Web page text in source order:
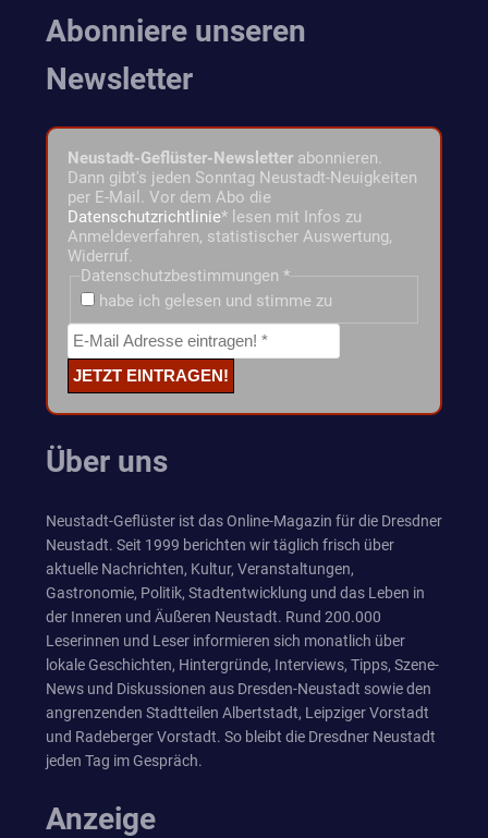
Abonniere unseren
Newsletter
Neustadt-Geflüster-Newsletter abonnieren.
Dann gibt's jeden Sonntag Neustadt-Neuigkeiten
per E-Mail. Vor dem Abo die
Datenschutzrichtlinie* lesen mit Infos zu
Anmeldeverfahren, statistischer Auswertung,
Widerruf.
Datenschutzbestimmungen *
habe ich gelesen und stimme zu
Über uns
Neustadt-Geflüster ist das Online-Magazin für die Dresdner
Neustadt. Seit 1999 berichten wir täglich frisch über
aktuelle Nachrichten, Kultur, Veranstaltungen,
Gastronomie, Politik, Stadtentwicklung und das Leben in
der Inneren und Äußeren Neustadt. Rund 200.000
Leserinnen und Leser informieren sich monatlich über
lokale Geschichten, Hintergründe, Interviews, Tipps, Szene-
News und Diskussionen aus Dresden-Neustadt sowie den
angrenzenden Stadtteilen Albertstadt, Leipziger Vorstadt
und Radeberger Vorstadt. So bleibt die Dresdner Neustadt
jeden Tag im Gespräch.
Anzeige